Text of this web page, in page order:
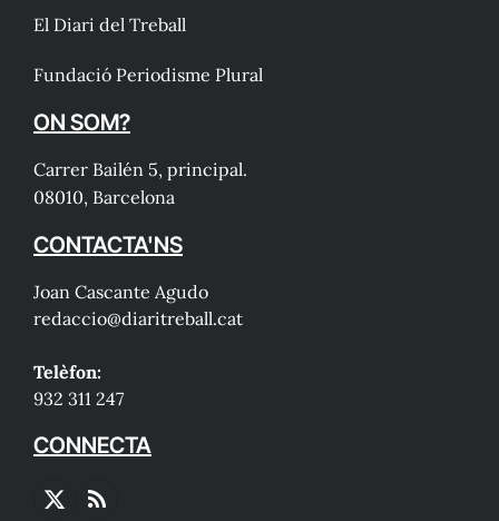
El Diari del Treball
Fundació Periodisme Plural
ON SOM?
Carrer Bailén 5, principal.
08010, Barcelona
CONTACTA'NS
Joan Cascante Agudo
redaccio@diaritreball.cat
Telèfon:
932 311 247
CONNECTA
X
RSS